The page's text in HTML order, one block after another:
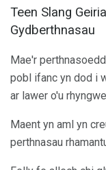
Teen Slang
Gydberthnasau
Mae'r
pobl ifanc yn dod i
ar lawer o'u
Maent yn aml yn
perthnasau